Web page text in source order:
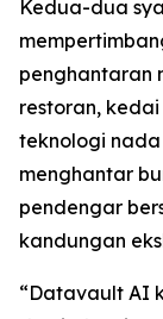
Kedua-dua
penghantaran
restoran,
teknologi
menghantar
pendengar
kandungan
“Datavault AI